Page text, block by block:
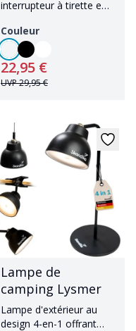
interrupteur à tirette en
Couleur
22,95 €
UVP29,95 €
Lampe de
camping Lysmer
Lampe d'extérieur au
design 4-en-1 offrant